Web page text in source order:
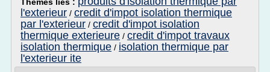
l'exterieur / credit d'impot isolation thermique
par l'exterieur / credit d'impot isolation
thermique exterieure / credit d'impot travaux
isolation thermique / isolation thermique par
l'exterieur ite